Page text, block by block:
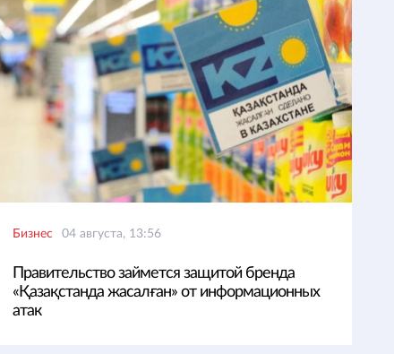
Бизнес 04 августа, 13:56
Правительство займется защитой бренда
«Қазақстанда жасалған» от информационных
атак